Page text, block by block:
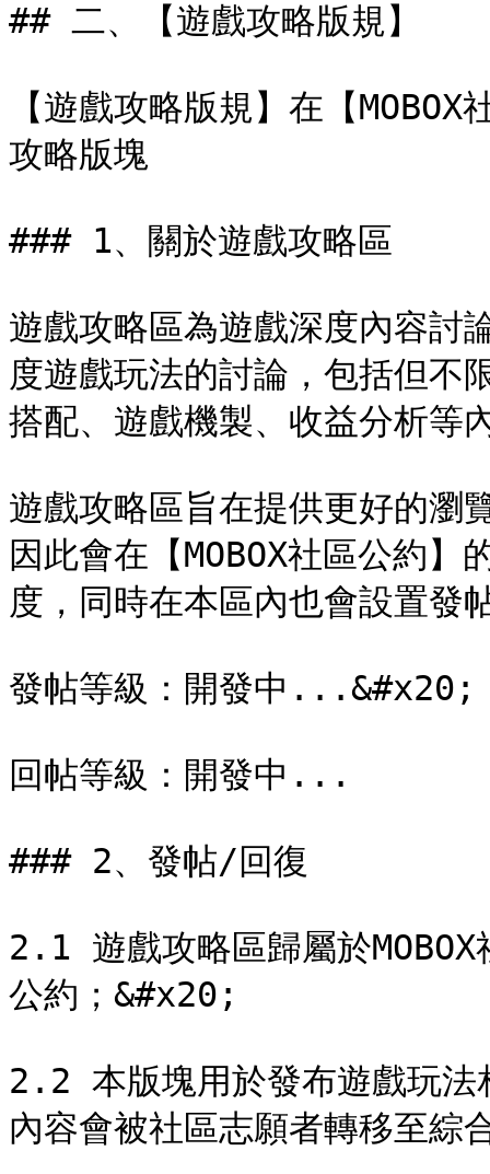
## 二、【遊戲攻略版規】
【遊戲攻略版規】在【
攻略版塊
### 1、關於遊戲攻略區
遊戲攻略區為遊戲深度內容討
度遊戲玩法的討論，包括但不
搭配、遊戲機製、收益分析等
遊戲攻略區旨在提供更好的瀏
因此會在【MOBOX社區公約
度，同時在本區內也會設置發
發帖等級：開發中...&#x20;
回帖等級：開發中...
### 2、發帖/回復
2.1 遊戲攻略區歸屬於MOBOX
公約；&#x20;
2.2 本版塊用於發布遊戲玩法
內容會被社區志願者轉移至綜